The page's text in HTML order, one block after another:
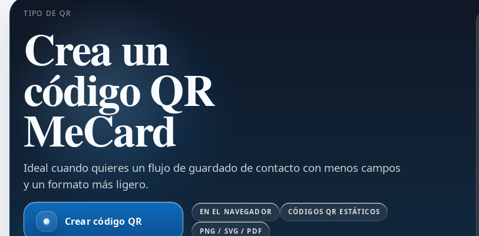
TIPO DE QR
Crea un
código QR
MeCard
Ideal cuando quieres un flujo de guardado de contacto con menos campos
y un formato más ligero.
Crear código QR
EN EL NAVEGADOR CÓDIGOS QR ESTÁTICOS
PNG / SVG / PDF